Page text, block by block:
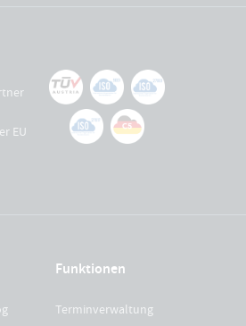
EU
Funktionen
Terminverwaltung